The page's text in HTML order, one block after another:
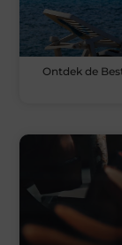
Ontdek de